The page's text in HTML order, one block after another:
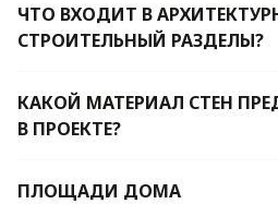
ЧТО ВХОДИТ В
СТРОИТЕЛЬНЫЙ РАЗДЕЛЫ?
КАКОЙ МАТЕРИАЛ СТЕН
В ПРОЕКТЕ?
ПЛОЩАДИ ДОМА